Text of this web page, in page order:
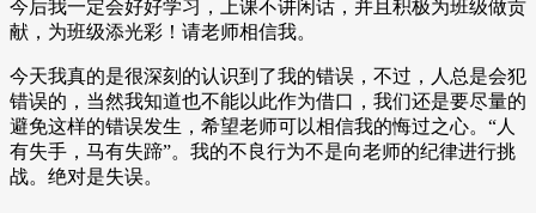
今后我一定会好好学习，上课不讲闲话，并且积极为班级做贡
献，为班级添光彩！请老师相信我。
今天我真的是很深刻的认识到了我的错误，不过，人总是会犯
错误的，当然我知道也不能以此作为借口，我们还是要尽量的
避免这样的错误发生，希望老师可以相信我的悔过之心。“人
有失手，马有失蹄”。我的不良行为不是向老师的纪律进行挑
战。绝对是失误。